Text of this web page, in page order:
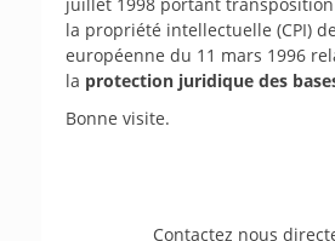
la propriété intellectuelle (CPI)
européenne du 11 mars 1996
la protection juridique des
Bonne visite.
Contactez nous